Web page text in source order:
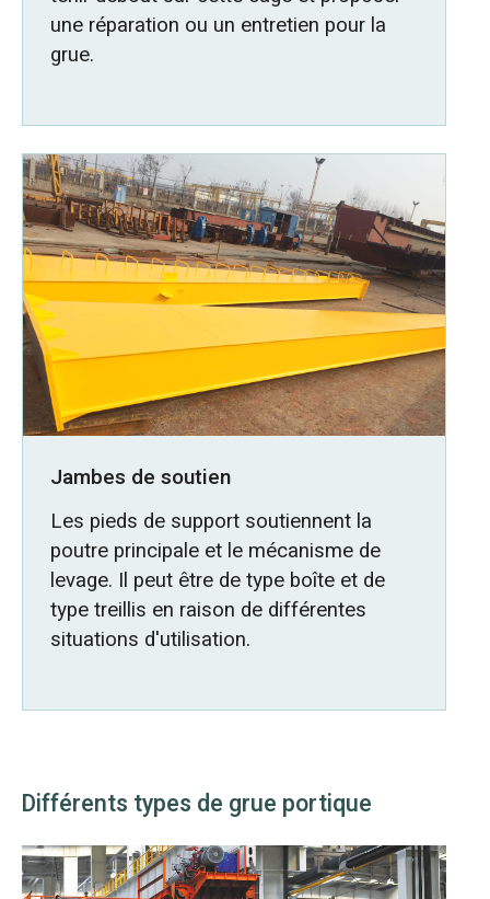
une réparation ou un entretien pour la
grue.
Jambes de soutien
Les pieds de support soutiennent la
poutre principale et le mécanisme de
levage. Il peut être de type boîte et de
type treillis en raison de différentes
situations d'utilisation.
Différents types de grue portique